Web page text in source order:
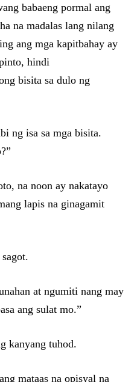
babaeng pormal ang
na madalas lang nilang
ang mga kapitbahay ay
hindi
bisita sa dulo ng
ng isa sa mga bisita.
na noon ay nakatayo
lapis na ginagamit
at ngumiti nang may
ang sulat mo.”
kanyang tuhod.
mataas na opisyal na